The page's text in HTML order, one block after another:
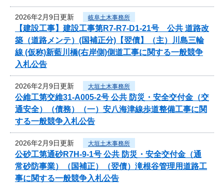
2026年2月9日更新 岐阜土木事務所
【建設工事】建設工事第R7-R7-D1-21号 公共 道路改
築（道路メンテ）(国補正分)【翌債】（主）川島三輪
線 (仮称)新藍川橋(右岸側)側道工事に関する一般競争
入札公告
2026年2月9日更新 大垣土木事務所
公維工第交維31-A005-2号 公共 防災・安全交付金（交
通安全）（債務）（一）安八海津線歩道整備工事に関
する一般競争入札公告
2026年2月9日更新 大垣土木事務所
公砂工第通砂R7H-9-1号 公共 防災・安全交付金（通
常砂防事業）（国補正）（翌債）滝根谷管理用道路工
事に関する一般競争入札公告